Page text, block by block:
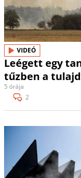
VIDEÓ
Leégett egy
tűzben a
5 órája
2